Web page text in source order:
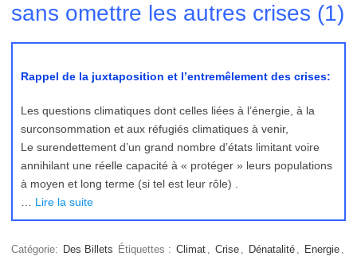
sans omettre les autres crises (1)
Rappel de la juxtaposition et l’entremêlement des crises:
Les questions climatiques dont celles liées à l’énergie, à la
surconsommation et aux réfugiés climatiques à venir,
Le surendettement d’un grand nombre d’états limitant voire
annihilant une réelle capacité à « protéger » leurs populations
à moyen et long terme (si tel est leur rôle) .
Lire la suite
Catégorie: Des Billets Étiquettes : Climat , Crise , Dénatalité , Energie ,